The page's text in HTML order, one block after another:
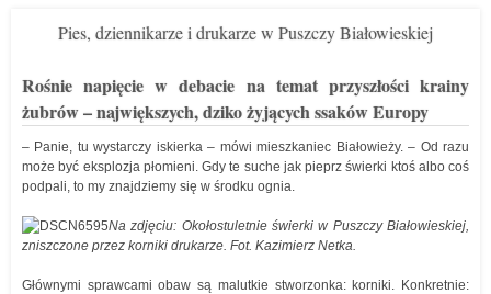
Pies, dziennikarze i drukarze w Puszczy Białowieskiej
Rośnie napięcie w debacie na temat przyszłości krainy
żubrów – największych, dziko żyjących ssaków Europy
– Panie, tu wystarczy iskierka – mówi mieszkaniec Białowieży. – Od razu
może być eksplozja płomieni. Gdy te suche jak pieprz świerki ktoś albo coś
podpali, to my znajdziemy się w środku ognia.
Na zdjęciu: Okołostuletnie świerki w Puszczy Białowieskiej,
zniszczone przez korniki drukarze. Fot. Kazimierz Netka.
Głównymi sprawcami obaw są malutkie stworzonka: korniki. Konkretnie: